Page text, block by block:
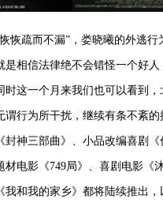
恢疏而不漏”，娄晓曦的外逃行
是相信法律绝不会错怪一个好
时这一个月来我们也可以看到
谓行为所干扰，继续有条不紊的
封神三部曲》、小品改编喜剧《
材电影《749局》、喜剧电影《
我和我的家乡》都将陆续推出